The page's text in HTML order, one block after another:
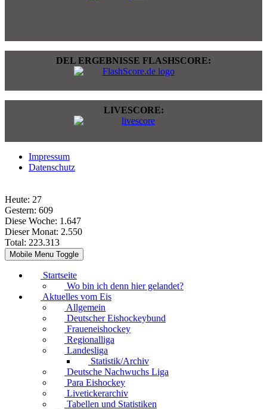
DEL ERGEBNISSE FLASHSCORE:
LIVESCORE:
Impressum
Datenschutz
Heute: 27
Gestern: 609
Diese Woche: 1.647
Dieser Monat: 2.550
Total: 223.313
Mobile Menu Toggle
Startseite
Wo bin ich denn hier gelandet?
Aktuelles vom Eis
Allgemein
Deutscher Eishockeybund
Fraueneishockey
Regionalliga
Landesliga
Statistik/Archiv
Deutsche Nachwuchs Liga
Para Eishockey
Livetickerarchiv
Tabellen und Statistiken